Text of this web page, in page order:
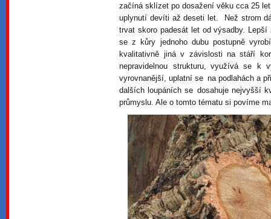
začíná sklízet po dosažení věku cca 25
uplynutí devíti až deseti let. Než strom
trvat skoro padesát let od výsadby.
se z kůry jednoho dubu postupně
kvalitativně jiná v závislosti na stáří
nepravidelnou strukturu, využívá se k
vyrovnanější, uplatní se na podlahách a
dalších loupáních se dosahuje nejvyšší
průmyslu. Ale o tomto tématu si povíme